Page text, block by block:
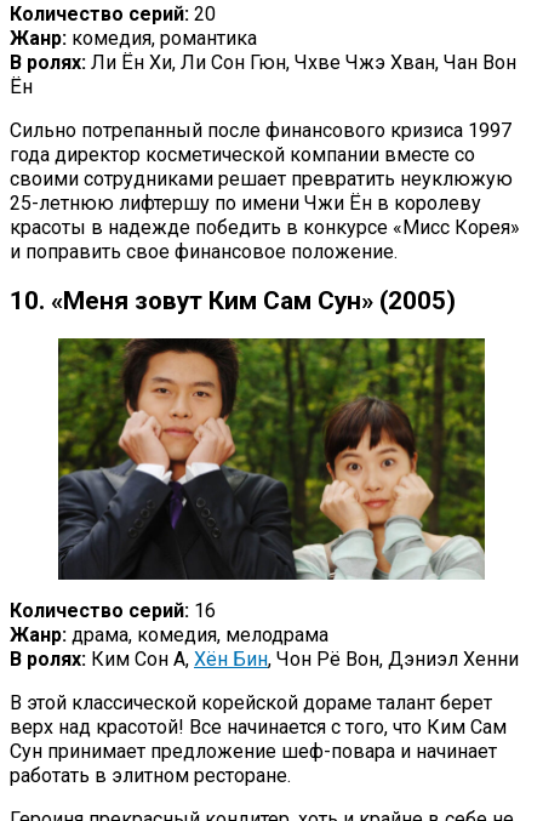
Количество серий: 20
Жанр: комедия, романтика
В ролях: Ли Ён Хи, Ли Сон Гюн, Чхве Чжэ Хван, Чан Вон
Ён
Сильно потрепанный после финансового кризиса 1997
года директор косметической компании вместе со
своими сотрудниками решает превратить неуклюжую
25-летнюю лифтершу по имени Чжи Ён в королеву
красоты в надежде победить в конкурсе «Мисс Корея»
и поправить свое финансовое положение.
10. «Меня зовут Ким Сам Сун» (2005)
Количество серий: 16
Жанр: драма, комедия, мелодрама
В ролях: Ким Сон А, Хён Бин, Чон Рё Вон, Дэниэл Хенни
В этой классической корейской дораме талант берет
верх над красотой! Все начинается с того, что Ким Сам
Сун принимает предложение шеф-повара и начинает
работать в элитном ресторане.